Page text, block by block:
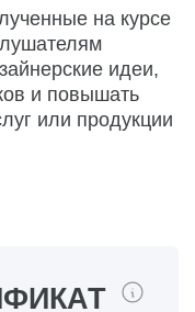
на курсе
идеи,
и повышать
или продукции